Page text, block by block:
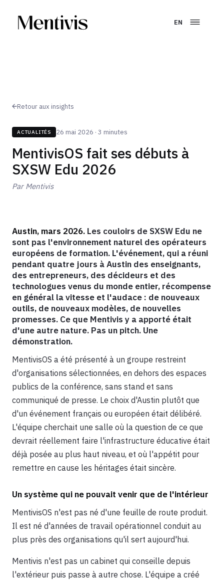
EN
Retour aux insights
ACTUALITÉS 26 mai 2026 · 3 minutes
MentivisOS fait ses débuts à
SXSW Edu 2026
Par Mentivis
Austin, mars 2026. Les couloirs de SXSW Edu ne
sont pas l'environnement naturel des opérateurs
européens de formation. L'événement, qui a réuni
pendant quatre jours à Austin des enseignants,
des entrepreneurs, des décideurs et des
technologues venus du monde entier, récompense
en général la vitesse et l'audace : de nouveaux
outils, de nouveaux modèles, de nouvelles
promesses. Ce que Mentivis y a apporté était
d'une autre nature. Pas un pitch. Une
démonstration.
MentivisOS a été présenté à un groupe restreint
d'organisations sélectionnées, en dehors des espaces
publics de la conférence, sans stand et sans
communiqué de presse. Le choix d'Austin plutôt que
d'un événement français ou européen était délibéré.
L'équipe cherchait une salle où la question de ce que
devrait réellement faire l'infrastructure éducative était
déjà posée au plus haut niveau, et où l'appétit pour
remettre en cause les héritages était sincère.
Un système qui ne pouvait venir que de l'intérieur
MentivisOS n'est pas né d'une feuille de route produit.
Il est né d'années de travail opérationnel conduit au
plus près des organisations qu'il sert aujourd'hui.
Mentivis n'est pas un cabinet qui conseille depuis
l'extérieur puis passe à autre chose. L'équipe a créé